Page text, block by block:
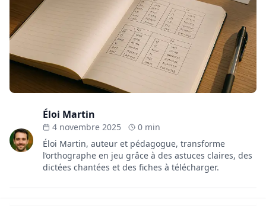
Éloi Martin
4 novembre 2025
0 min
Éloi Martin, auteur et pédagogue, transforme
l’orthographe en jeu grâce à des astuces claires, des
dictées chantées et des fiches à télécharger.